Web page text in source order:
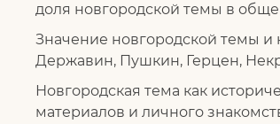
доля новгородской темы в
Значение новгородской темы
Державин, Пушкин, Герцен,
Новгородская тема как
материалов и личного